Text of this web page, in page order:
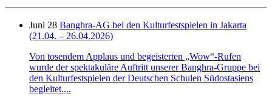
Juni 28 Banghra-AG bei den Kulturfestspielen in Jakarta
(21.04. – 26.04.2026)
Von tosendem Applaus und begeisterten „Wow“-Rufen
wurde der spektakuläre Auftritt unserer Banghra-Gruppe bei
den Kulturfestspielen der Deutschen Schulen Südostasiens
begleitet....